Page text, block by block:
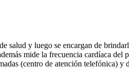
y luego se encargan de
mide la frecuencia cardíaca
(centro de atención telefónica) y